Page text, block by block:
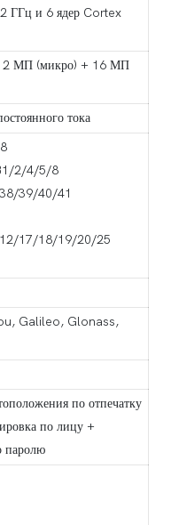
ГГц и 6 ядер Cortex
2 МП (микро) + 16 МП
тока
2/4/5/8
39/40/41
17/18/19/20/25
Galileo, Glonass,
по отпечатку
по лицу +
паролю